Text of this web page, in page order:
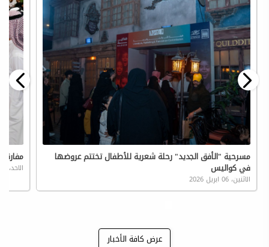
مسرحية "الأفق الجديد" رحلة شعرية للأطفال تختتم عروضها
في كواليس
الاثنين، 06 ابريل 2026
الاحد، 05 ابريل 2026
عرض كافة الأخبار